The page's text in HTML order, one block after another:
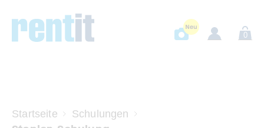
0
Startseite Schulungen